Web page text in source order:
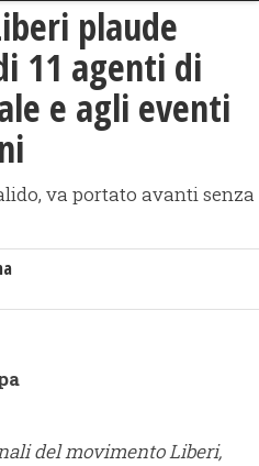
plaude
11 agenti di
e agli eventi
va portato avanti senza
del movimento Liberi,